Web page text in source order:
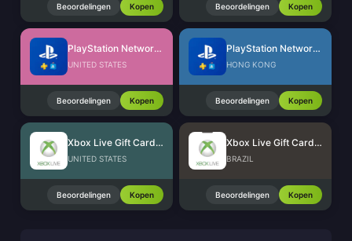
Beoordelingen Kopen Beoordelingen Kopen
PlayStation Network Card (US)
UNITED STATES
Beoordelingen Kopen
PlayStation Network Card (HK)
HONG KONG
Beoordelingen Kopen
Xbox Live Gift Card (US)
UNITED STATES
Beoordelingen Kopen
Xbox Live Gift Card (BR)
BRAZIL
Beoordelingen Kopen